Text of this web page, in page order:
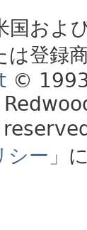
国およ
登録
©
ー」